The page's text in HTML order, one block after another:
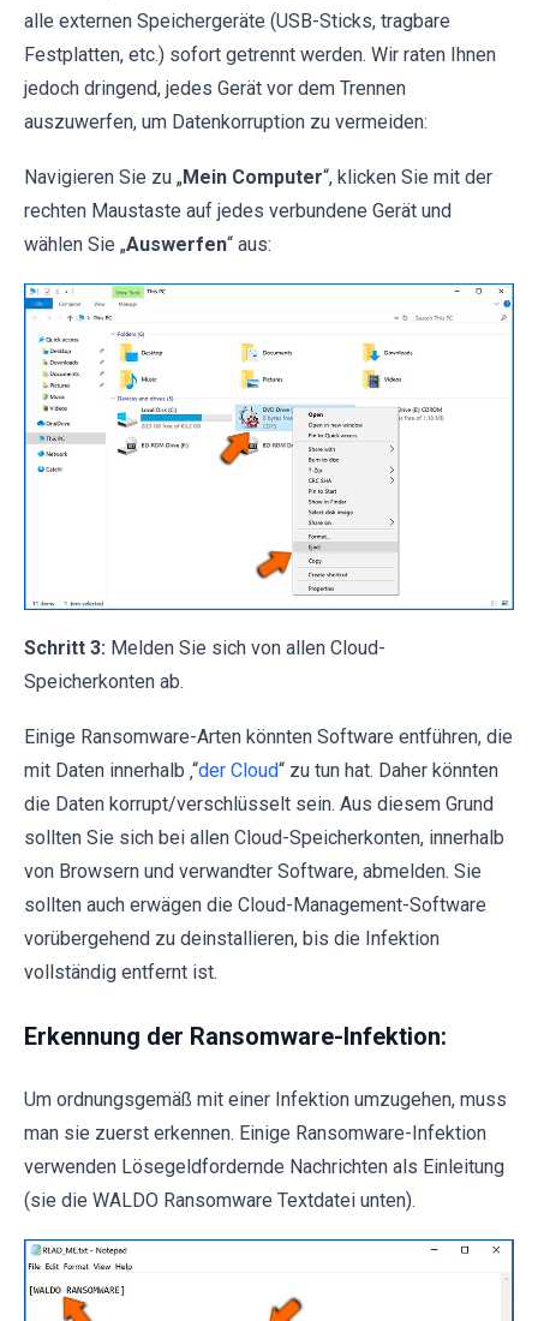
alle externen Speichergeräte (USB-Sticks, tragbare
Festplatten, etc.) sofort getrennt werden. Wir raten Ihnen
jedoch dringend, jedes Gerät vor dem Trennen
auszuwerfen, um Datenkorruption zu vermeiden:
Navigieren Sie zu „Mein Computer“, klicken Sie mit der
rechten Maustaste auf jedes verbundene Gerät und
wählen Sie „Auswerfen“ aus:
Schritt 3: Melden Sie sich von allen Cloud-
Speicherkonten ab.
Einige Ransomware-Arten könnten Software entführen, die
mit Daten innerhalb ‚“der Cloud“ zu tun hat. Daher könnten
die Daten korrupt/verschlüsselt sein. Aus diesem Grund
sollten Sie sich bei allen Cloud-Speicherkonten, innerhalb
von Browsern und verwandter Software, abmelden. Sie
sollten auch erwägen die Cloud-Management-Software
vorübergehend zu deinstallieren, bis die Infektion
vollständig entfernt ist.
Erkennung der Ransomware-Infektion:
Um ordnungsgemäß mit einer Infektion umzugehen, muss
man sie zuerst erkennen. Einige Ransomware-Infektion
verwenden Lösegeldfordernde Nachrichten als Einleitung
(sie die WALDO Ransomware Textdatei unten).